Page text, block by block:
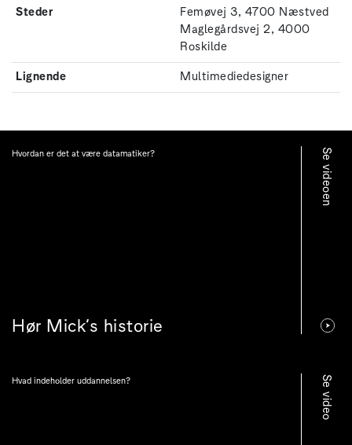
Steder
Femøvej 3, 4700 Næstved
Maglegårdsvej 2, 4000
Roskilde
Lignende
Multimediedesigner
Hvordan er det at være datamatiker?
Hør Mick's historie
Se videoen
Hvad indeholder uddannelsen? Se video